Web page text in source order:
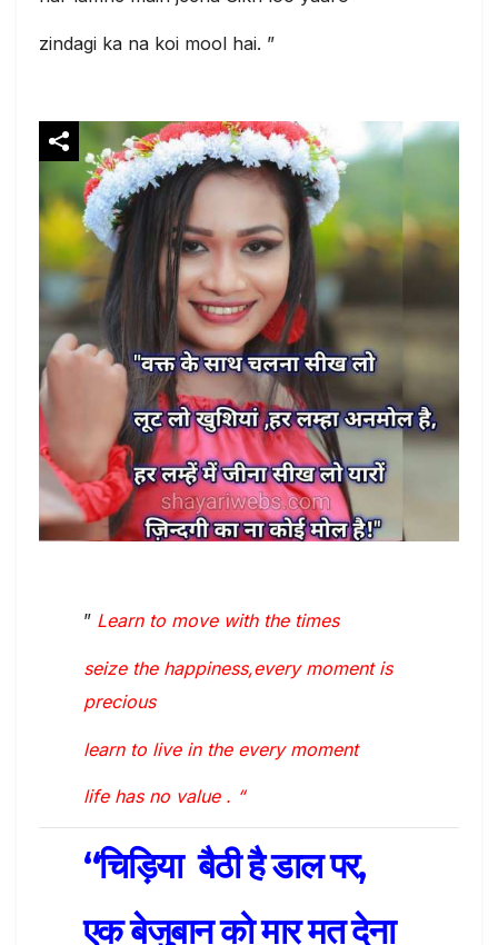
zindagi ka na koi mool hai. ”
” Learn to move with the times
seize the happiness,every moment is
precious
learn to live in the every moment
life has no value . “
“चिड़िया बैठी है डाल पर,
एक बेजुबान को मार मत देना